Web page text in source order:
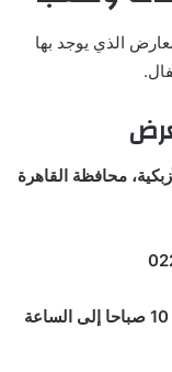
الذي يوجد بها
الأزبكية، محافظة القاهرة
أوقات العمل : جميع أيام الأسبوع من الساعة 10 صباحا إلى الساعة